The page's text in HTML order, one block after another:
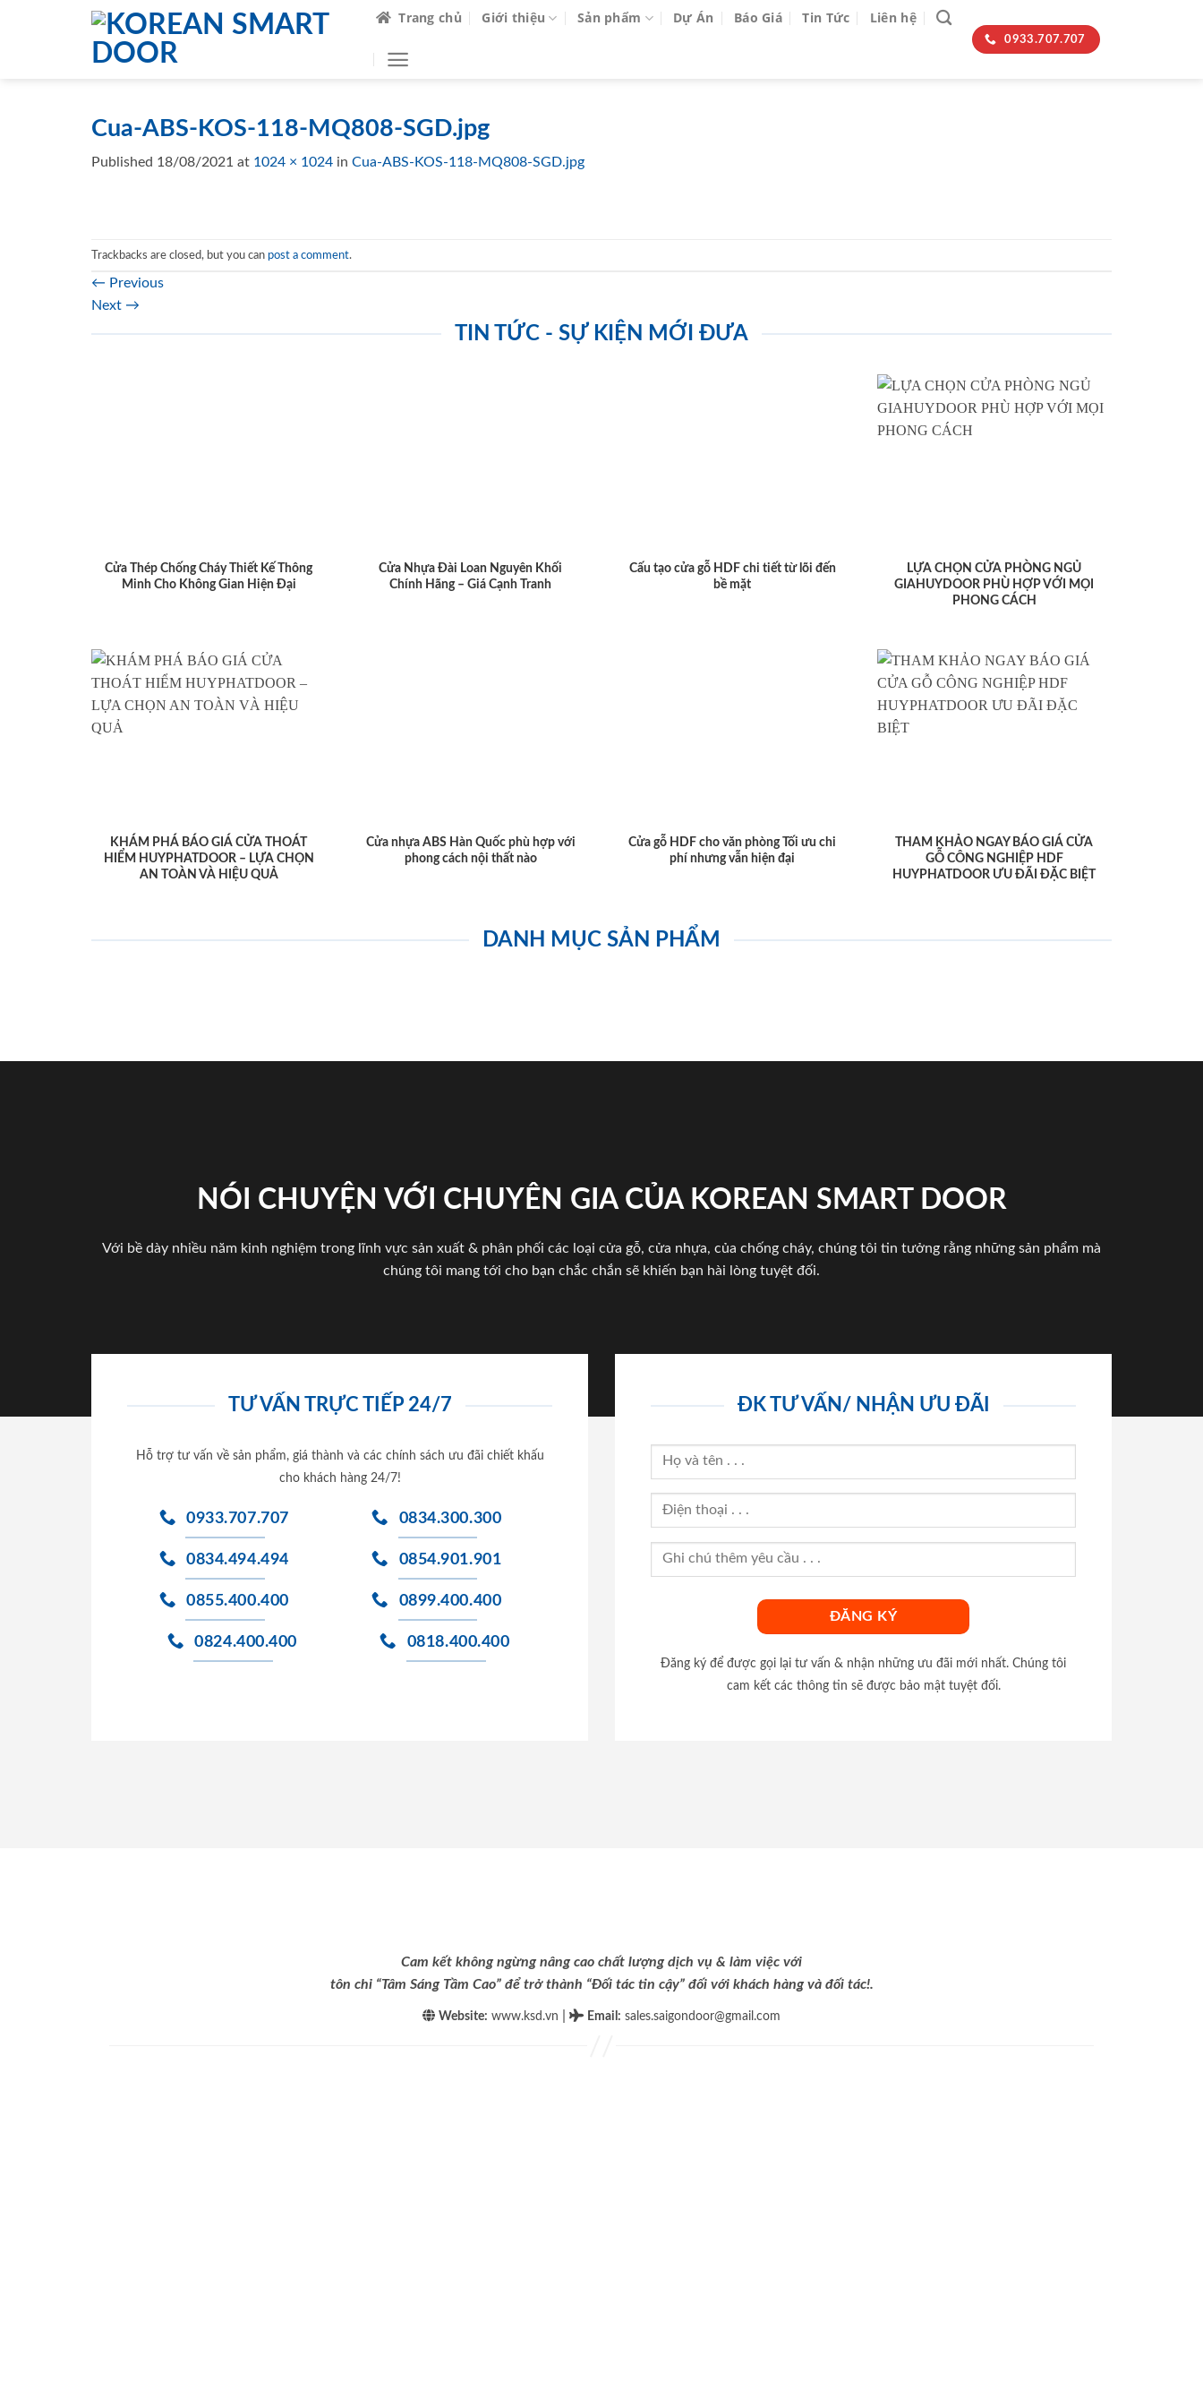
Trang chủ Giới thiệu Sản phẩm Dự Án Báo Giá Tin Tức Liên hệ
0933.707.707
Cua-ABS-KOS-118-MQ808-SGD.jpg
Published 18/08/2021 at 1024 × 1024 in Cua-ABS-KOS-118-MQ808-SGD.jpg
Trackbacks are closed, but you can post a comment.
← Previous
Next →
TIN TỨC - SỰ KIỆN MỚI ĐƯA
Cửa Thép Chống Cháy Thiết Kế Thông
Minh Cho Không Gian Hiện Đại
Cửa Nhựa Đài Loan Nguyên Khối
Chính Hãng – Giá Cạnh Tranh
Cấu tạo cửa gỗ HDF chi tiết từ lõi đến
bề mặt
LỰA CHỌN CỬA PHÒNG NGỦ
GIAHUYDOOR PHÙ HỢP VỚI MỌI
PHONG CÁCH
KHÁM PHÁ BÁO GIÁ CỬA THOÁT
HIỂM HUYPHATDOOR – LỰA CHỌN
AN TOÀN VÀ HIỆU QUẢ
Cửa nhựa ABS Hàn Quốc phù hợp với
phong cách nội thất nào
Cửa gỗ HDF cho văn phòng Tối ưu chi
phí nhưng vẫn hiện đại
THAM KHẢO NGAY BÁO GIÁ CỬA
GỖ CÔNG NGHIỆP HDF
HUYPHATDOOR ƯU ĐÃI ĐẶC BIỆT
DANH MỤC SẢN PHẨM
NÓI CHUYỆN VỚI CHUYÊN GIA CỦA KOREAN SMART DOOR
Với bề dày nhiều năm kinh nghiệm trong lĩnh vực sản xuất & phân phối các loại cửa gỗ, cửa nhựa, của chống cháy, chúng tôi tin tưởng rằng những sản phẩm mà
chúng tôi mang tới cho bạn chắc chắn sẽ khiến bạn hài lòng tuyệt đối.
TƯ VẤN TRỰC TIẾP 24/7
Hỗ trợ tư vấn về sản phẩm, giá thành và các chính sách ưu đãi chiết khấu
cho khách hàng 24/7!
0933.707.707
0834.494.494
0855.400.400
0824.400.400
0834.300.300
0854.901.901
0899.400.400
0818.400.400
ĐK TƯ VẤN/ NHẬN ƯU ĐÃI
Đăng ký để được gọi lại tư vấn & nhận những ưu đãi mới nhất. Chúng tôi
cam kết các thông tin sẽ được bảo mật tuyệt đối.
Cam kết không ngừng nâng cao chất lượng dịch vụ & làm việc với
tôn chỉ “Tâm Sáng Tầm Cao” để trở thành “Đối tác tin cậy” đối với khách hàng và đối tác!.
Website: www.ksd.vn Email : sales.saigondoor@gmail.com